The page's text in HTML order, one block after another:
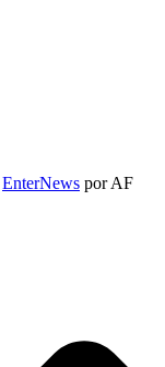
EnterNews por AF